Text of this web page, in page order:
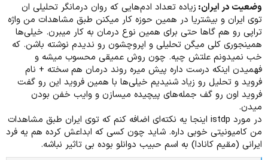
وضعیت در ایران: زیاده تعداد ادم‌هایی که روان درمانگر تحلیلی ان
توی ایران و بیشتریا در همین حوزه کار میکنن طبق مشاهدات من واژه
تراپی رو هم گاها حتی برای همین نوع درمان به کار میبرن. خیلی‌ها
همینجوری کلی میگن تحلیلی و اپروچشون رو ندیدم نوشته باشن. که
خب نمیدونم علتش چیه. چون روش عمیقی محسوب میشه و
فهمیدن اینکه درست داره پیش میره روند درمان هم سخته + نام
فروید و تحلیل رو زیاد شنیدیم خیلی‌ها با همین فروید این رو گفت
فروید اون رو گف جمله‌های پیچیده میسازن و وایب خفن بودن
میدن.
در مورد istdp اینجا یه نکته‌ای اضافه کنم که توی ایران طبق مشاهدات
من کامیونیتی خوبی داره. شاید چون کسی که ابداعش کرده هم یه فرد
ایرانی (مقیم کانادا) به اسم حبیب دوانلو بوده بی تاثیر نباشه.